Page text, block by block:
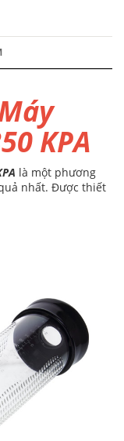
KPA
là một phương
nhất. Được thiết